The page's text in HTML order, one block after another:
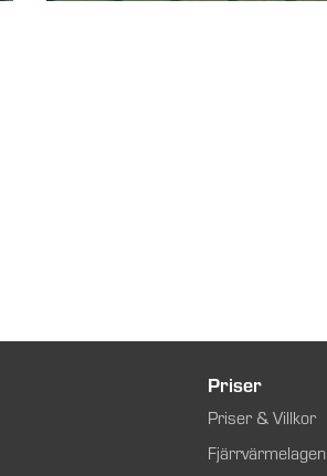
Priser
Priser & Villkor
Fjärrvärmelagen